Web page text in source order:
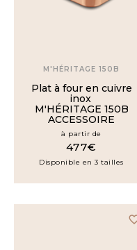
M'HÉRITAGE 150B
Plat à four en cuivre
inox
M'HÉRITAGE 150B
ACCESSOIRE
à partir de
477€
Disponible en 3 tailles